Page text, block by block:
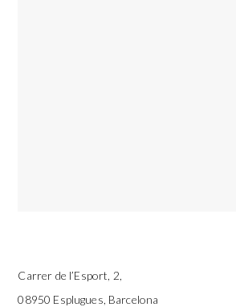
Carrer de l’Esport, 2,
08950 Esplugues, Barcelona